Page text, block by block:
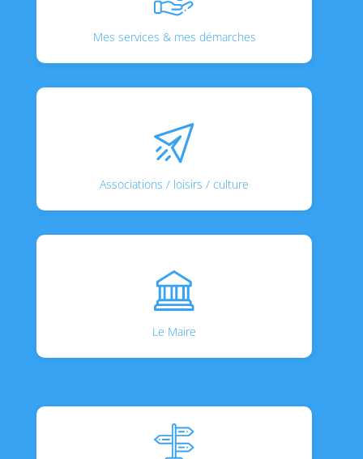
Mes services & mes démarches
Associations / loisirs / culture
Le Maire